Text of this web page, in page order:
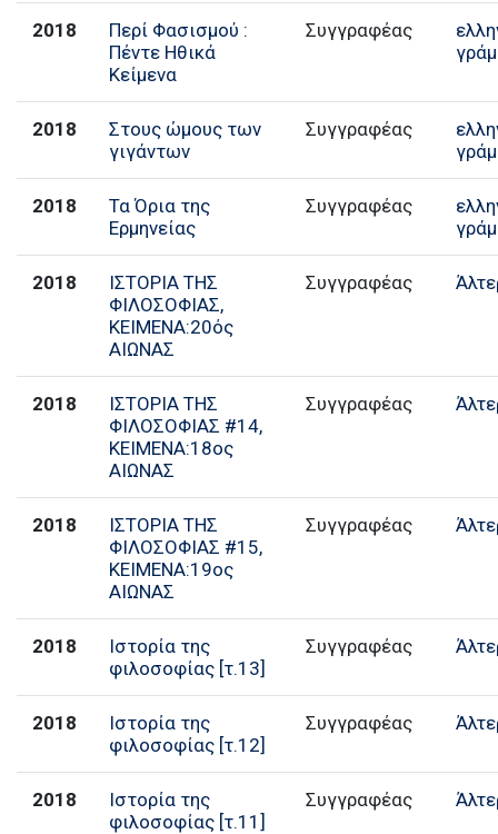
2018
Περί Φασισμού :
Πέντε Ηθικά
Κείμενα
Συγγραφέας
2018
Στους ώμους των
γιγάντων
Συγγραφέας
2018
Τα Όρια της
Ερμηνείας
Συγγραφέας
2018
ΙΣΤΟΡΙΑ ΤΗΣ
ΦΙΛΟΣΟΦΙΑΣ,
ΚΕΙΜΕΝΑ:20ός
ΑΙΩΝΑΣ
Συγγραφέας
2018
ΙΣΤΟΡΙΑ ΤΗΣ
ΦΙΛΟΣΟΦΙΑΣ #14,
ΚΕΙΜΕΝΑ:18ος
ΑΙΩΝΑΣ
Συγγραφέας
2018
ΙΣΤΟΡΙΑ ΤΗΣ
ΦΙΛΟΣΟΦΙΑΣ #15,
ΚΕΙΜΕΝΑ:19ος
ΑΙΩΝΑΣ
Συγγραφέας
2018
Ιστορία της
φιλοσοφίας [τ.13]
Συγγραφέας
2018
Ιστορία της
φιλοσοφίας [τ.12]
Συγγραφέας
2018
Ιστορία της
φιλοσοφίας [τ.11]
Συγγραφέας